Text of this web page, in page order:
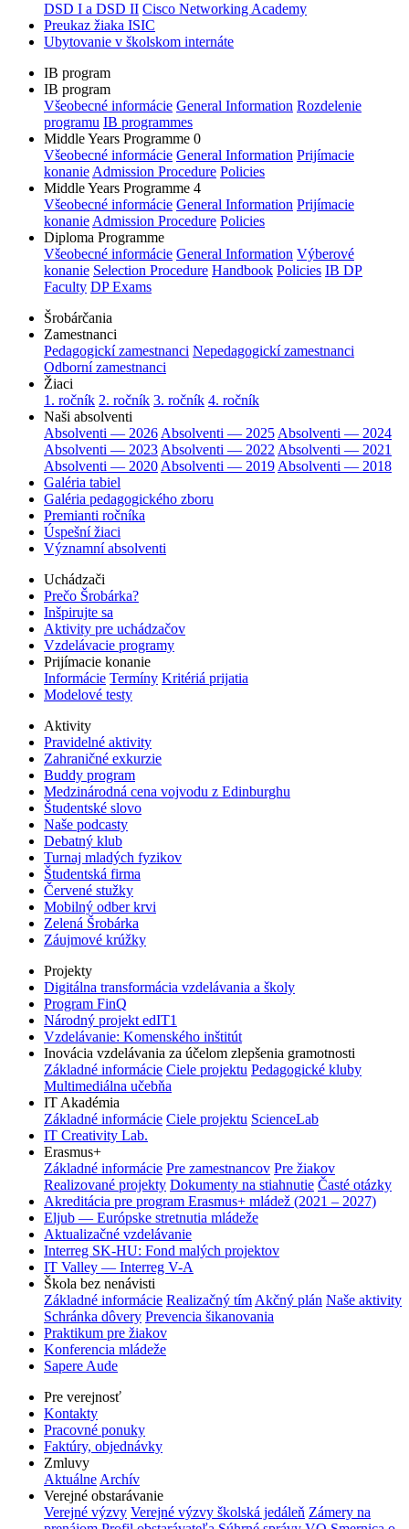
DSD I a DSD II Cisco Networking Academy
Preukaz žiaka ISIC
Ubytovanie v školskom internáte
IB program
IB program
Všeobecné informácie General Information Rozdelenie
programu IB programmes
Middle Years Programme 0
Všeobecné informácie General Information Prijímacie
konanie Admission Procedure Policies
Middle Years Programme 4
Všeobecné informácie General Information Prijímacie
konanie Admission Procedure Policies
Diploma Programme
Všeobecné informácie General Information Výberové
konanie Selection Procedure Handbook Policies IB DP
Faculty DP Exams
Šrobárčania
Zamestnanci
Pedagogickí zamestnanci Nepedagogickí zamestnanci
Odborní zamestnanci
Žiaci
1. ročník 2. ročník 3. ročník 4. ročník
Naši absolventi
Absolventi — 2026 Absolventi — 2025 Absolventi — 2024
Absolventi — 2023 Absolventi — 2022 Absolventi — 2021
Absolventi — 2020 Absolventi — 2019 Absolventi — 2018
Galéria tabiel
Galéria pedagogického zboru
Premianti ročníka
Úspešní žiaci
Významní absolventi
Uchádzači
Prečo Šrobárka?
Inšpirujte sa
Aktivity pre uchádzačov
Vzdelávacie programy
Prijímacie konanie
Informácie Termíny Kritériá prijatia
Modelové testy
Aktivity
Pravidelné aktivity
Zahraničné exkurzie
Buddy program
Medzinárodná cena vojvodu z Edinburghu
Študentské slovo
Naše podcasty
Debatný klub
Turnaj mladých fyzikov
Študentská firma
Červené stužky
Mobilný odber krvi
Zelená Šrobárka
Záujmové krúžky
Projekty
Digitálna transformácia vzdelávania a školy
Program FinQ
Národný projekt edIT1
Vzdelávanie: Komenského inštitút
Inovácia vzdelávania za účelom zlepšenia gramotnosti
Základné informácie Ciele projektu Pedagogické kluby
Multimediálna učebňa
IT Akadémia
Základné informácie Ciele projektu ScienceLab
IT Creativity Lab.
Erasmus+
Základné informácie Pre zamestnancov Pre žiakov
Realizované projekty Dokumenty na stiahnutie Časté otázky
Akreditácia pre program Erasmus+ mládež (2021 – 2027)
Eljub — Európske stretnutia mládeže
Aktualizačné vzdelávanie
Interreg SK-HU: Fond malých projektov
IT Valley — Interreg V-A
Škola bez nenávisti
Základné informácie Realizačný tím Akčný plán Naše aktivity
Schránka dôvery Prevencia šikanovania
Praktikum pre žiakov
Konferencia mládeže
Sapere Aude
Pre verejnosť
Kontakty
Pracovné ponuky
Faktúry, objednávky
Zmluvy
Aktuálne Archív
Verejné obstarávanie
Verejné výzvy Verejné výzvy školská jedáleň Zámery na